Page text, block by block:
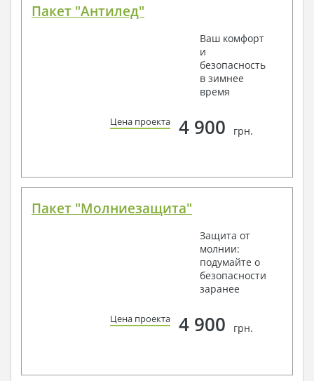
Пакет "Антилед"
Ваш комфорт
и
безопасность
в зимнее
время
Цена проекта 4 900 грн.
Пакет "Молниезащита"
Защита от
молнии:
подумайте о
безопасности
заранее
Цена проекта 4 900 грн.